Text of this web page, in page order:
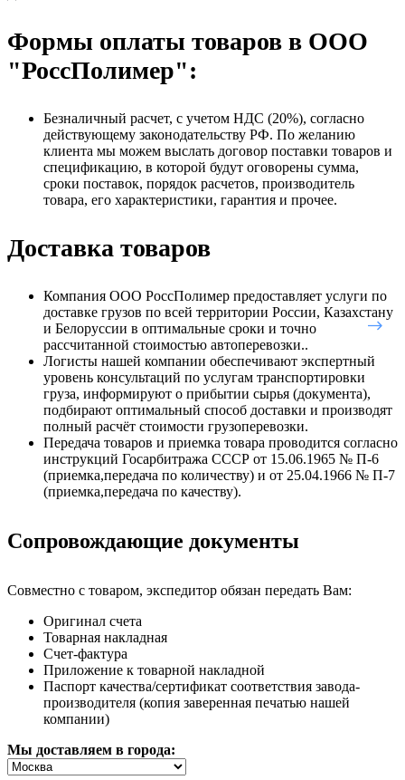
Формы оплаты товаров в ООО
"РоссПолимер":
Безналичный расчет, с учетом НДС (20%), согласно
действующему законодательству РФ. По желанию
клиента мы можем выслать договор поставки товаров и
спецификацию, в которой будут оговорены сумма,
сроки поставок, порядок расчетов, производитель
товара, его характеристики, гарантия и прочее.
Доставка товаров
Компания ООО РоссПолимер предоставляет услуги по
доставке грузов по всей территории России, Казахстану
и Белоруссии в оптимальные сроки и точно
рассчитанной стоимостью автоперевозки..
Логисты нашей компании обеспечивают экспертный
уровень консультаций по услугам транспортировки
груза, информируют о прибытии сырья (документа),
подбирают оптимальный способ доставки и производят
полный расчёт стоимости грузоперевозки.
Передача товаров и приемка товара проводится согласно
инструкций Госарбитража СССР от 15.06.1965 № П-6
(приемка,передача по количеству) и от 25.04.1966 № П-7
(приемка,передача по качеству).
Сопровождающие документы
Совместно с товаром, экспедитор обязан передать Вам:
Оригинал счета
Товарная накладная
Счет-фактура
Приложение к товарной накладной
Паспорт качества/сертификат соответствия завода-
производителя (копия заверенная печатью нашей
компании)
Мы доставляем в города: